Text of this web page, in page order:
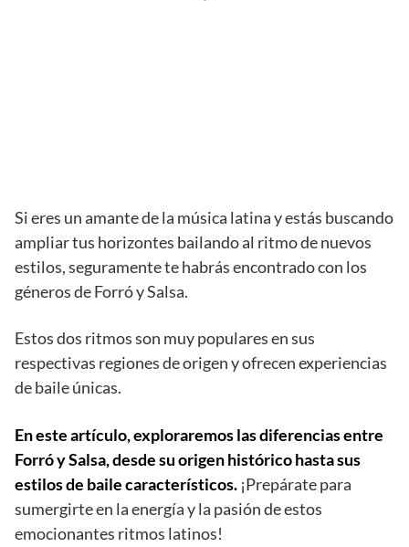
Si eres un amante de la música latina y estás buscando
ampliar tus horizontes bailando al ritmo de nuevos
estilos, seguramente te habrás encontrado con los
géneros de Forró y Salsa.
Estos dos ritmos son muy populares en sus
respectivas regiones de origen y ofrecen experiencias
de baile únicas.
En este artículo, exploraremos las diferencias entre
Forró y Salsa, desde su origen histórico hasta sus
estilos de baile característicos. ¡Prepárate para
sumergirte en la energía y la pasión de estos
emocionantes ritmos latinos!